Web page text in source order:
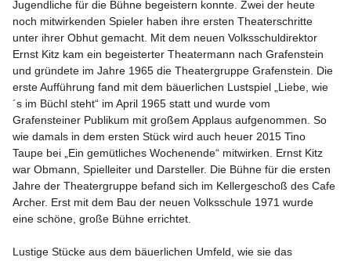
Jugendliche für die Bühne begeistern konnte. Zwei der heute
noch mitwirkenden Spieler haben ihre ersten Theaterschritte
unter ihrer Obhut gemacht. Mit dem neuen Volksschuldirektor
Ernst Kitz kam ein begeisterter Theatermann nach Grafenstein
und gründete im Jahre 1965 die Theatergruppe Grafenstein. Die
erste Aufführung fand mit dem bäuerlichen Lustspiel „Liebe, wie
´s im Büchl steht“ im April 1965 statt und wurde vom
Grafensteiner Publikum mit großem Applaus aufgenommen. So
wie damals in dem ersten Stück wird auch heuer 2015 Tino
Taupe bei „Ein gemütliches Wochenende“ mitwirken. Ernst Kitz
war Obmann, Spielleiter und Darsteller. Die Bühne für die ersten
Jahre der Theatergruppe befand sich im Kellergeschoß des Cafe
Archer. Erst mit dem Bau der neuen Volksschule 1971 wurde
eine schöne, große Bühne errichtet.
Lustige Stücke aus dem bäuerlichen Umfeld, wie sie das